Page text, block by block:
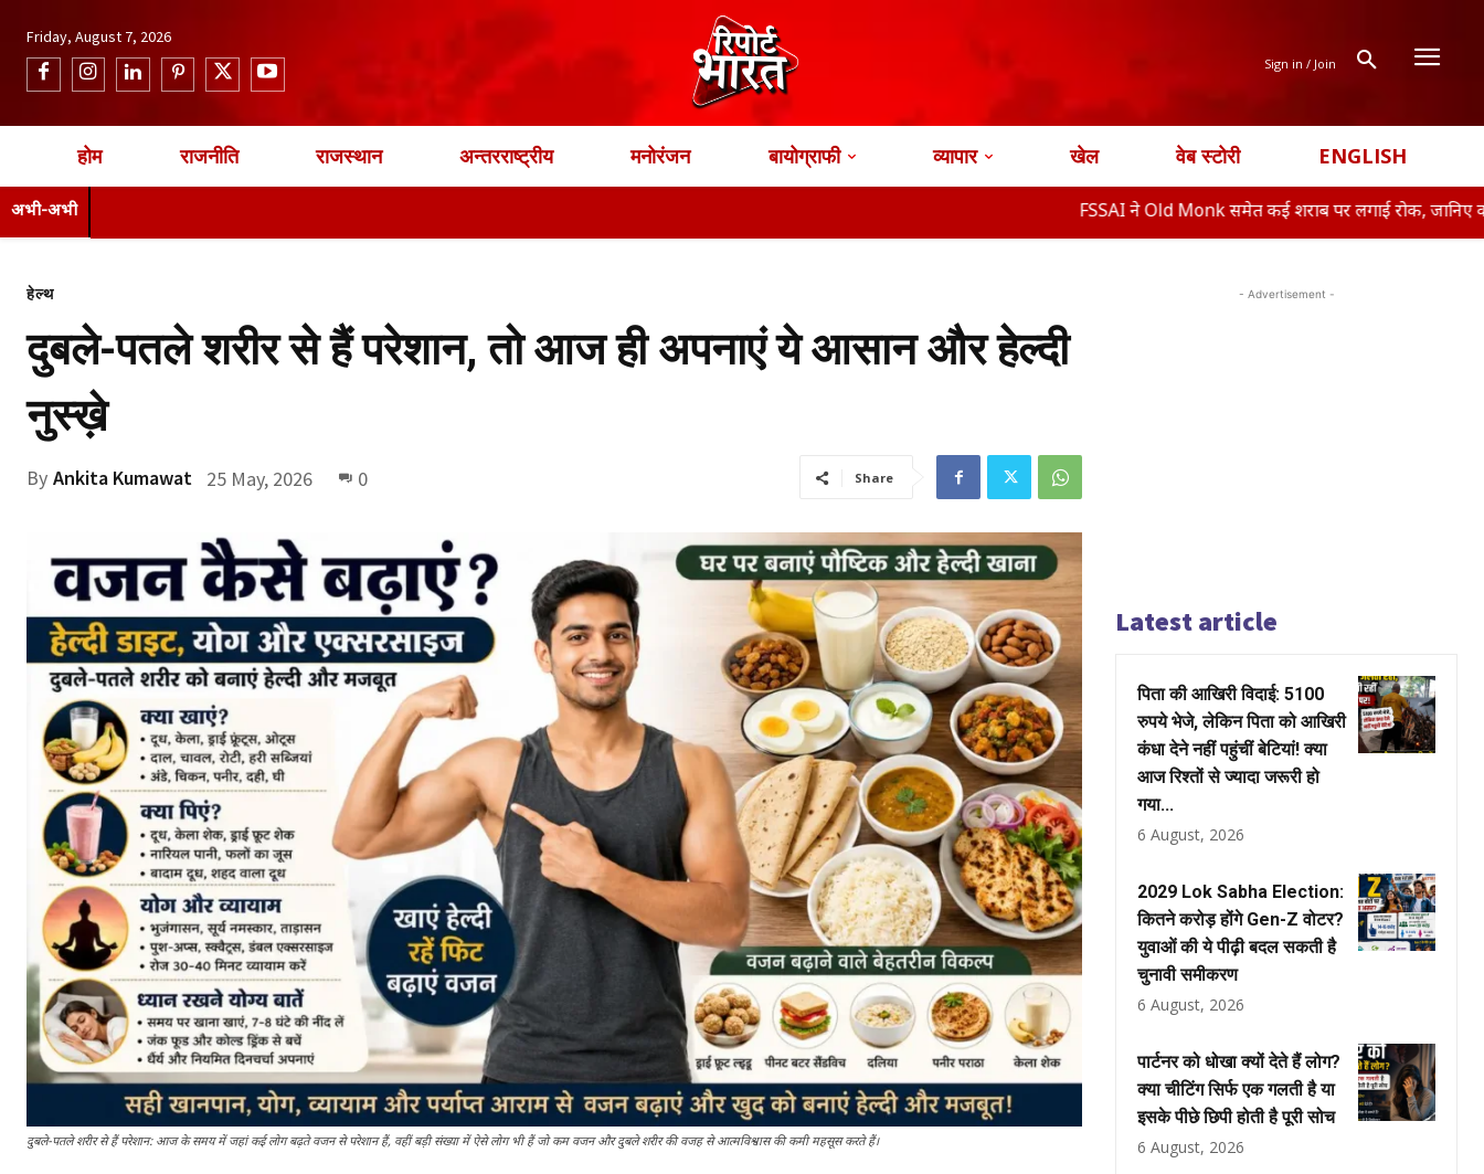
Friday, August 7, 2026
Sign in / Join
होम राजनीति राजस्थान अन्तरराष्ट्रीय मनोरंजन बायोग्राफी व्यापार खेल वेब स्टोरी ENGLISH
अभी-अभी FSSAI ने Old Monk समेत कई शराब पर लगाई रोक, जानिए क्या ह�
हेल्थ
दुबले-पतले शरीर से हैं परेशान, तो आज ही अपनाएं ये आसान और हेल्दी
नुस्ख़े
By Ankita Kumawat 25 May, 2026 0 Share
दुबले-पतले शरीर से हैं परेशान: आज के समय में जहां कई लोग बढ़ते वजन से परेशान हैं, वहीं बड़ी संख्या में ऐसे लोग भी हैं जो कम वजन और दुबले शरीर की वजह से आत्मविश्वास की कमी महसूस करते हैं।
- Advertisement -
Latest article
पिता की आखिरी विदाई: 5100
रुपये भेजे, लेकिन पिता को आखिरी
कंधा देने नहीं पहुंचीं बेटियां! क्या
आज रिश्तों से ज्यादा जरूरी हो
गया...
6 August, 2026
2029 Lok Sabha Election:
कितने करोड़ होंगे Gen-Z वोटर?
युवाओं की ये पीढ़ी बदल सकती है
चुनावी समीकरण
6 August, 2026
पार्टनर को धोखा क्यों देते हैं लोग?
क्या चीटिंग सिर्फ एक गलती है या
इसके पीछे छिपी होती है पूरी सोच
6 August, 2026